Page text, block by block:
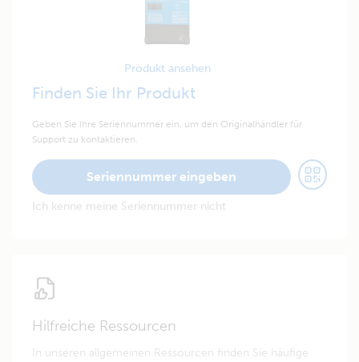
Produkt ansehen
Finden Sie Ihr Produkt
Geben Sie Ihre Seriennummer ein, um den Originalhändler für
Support zu kontaktieren.
Seriennummer eingeben
Ich kenne meine Seriennummer nicht
Hilfreiche Ressourcen
In unseren allgemeinen Ressourcen finden Sie häufige